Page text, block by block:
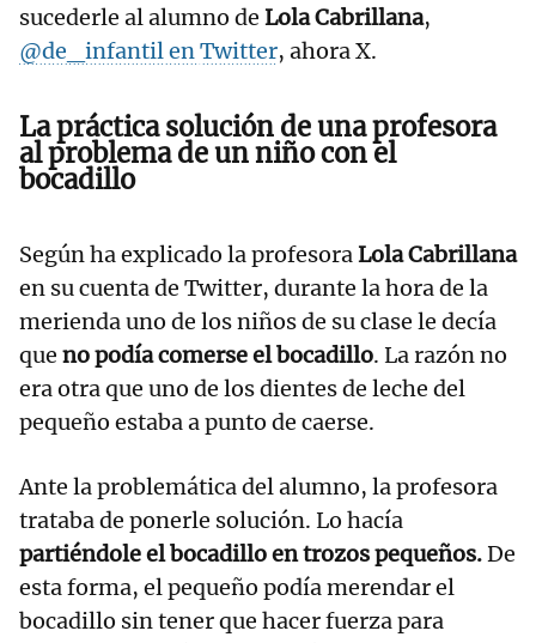
sucederle al alumno de Lola Cabrillana,
@de_infantil enTwitter, ahora X.
La práctica solución de una profesora
al problema de un niño con el
bocadillo
Según ha explicado la profesoraLola Cabrillana
en su cuenta de Twitter, durante la hora de la
merienda uno de los niños de su clase le decía
que no podía comerse el bocadillo. La razón no
era otra que uno de los dientes de leche del
pequeño estaba a punto de caerse.
Ante la problemática del alumno, la profesora
trataba de ponerle solución. Lo hacía
partiéndole el bocadillo en trozos pequeños.De
esta forma, el pequeño podía merendar el
bocadillo sin tener que hacer fuerza para